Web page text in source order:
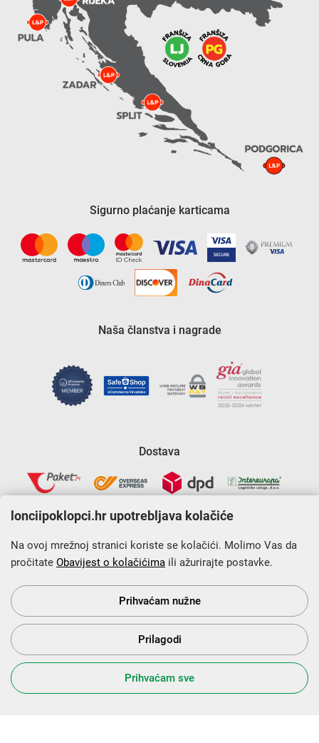
Sigurno plaćanje karticama
Naša članstva i nagrade
Dostava
Krajnji primatelj financijskog instrumenta sufinanciranog iz
Europskog fonda za regionalni razvoj u sklopu Operativnog
programa „Konkurentnost i kohezija”.
s Vama od 2014. godine!
lonciipoklopci.hr upotrebljava kolačiće
Na ovoj mrežnoj stranici koriste se kolačići. Molimo Vas da
pročitate Obavijest o kolačićima ili ažurirajte postavke.
Prihvaćam nužne
Prilagodi
Prihvaćam sve